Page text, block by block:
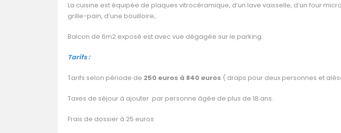
La cuisine est équipée de plaques vitrocéramique, d’un lave vaisselle, d’un four
grille-pain, d’une bouilloire,.
Balcon de 6m2 exposé est avec vue dégagée sur le parking.
Tarifs :
Tarifs selon période de 250 euros à 840 euros ( draps pour deux personnes et
Taxes de séjour à ajouter par personne âgée de plus de 18 ans.
Frais de dossier à 25 euros